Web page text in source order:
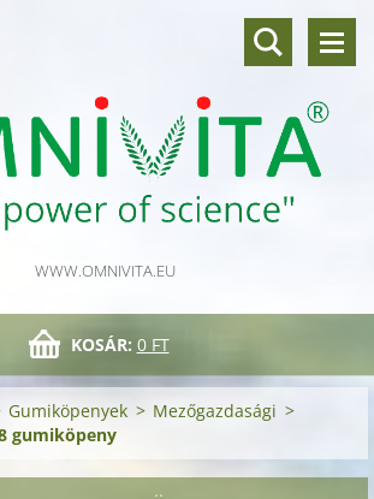
WWW.OMNIVITA.EU
KOSÁR: 0 FT
Gumiköpenyek > Mezőgazdasági >
gumiköpeny